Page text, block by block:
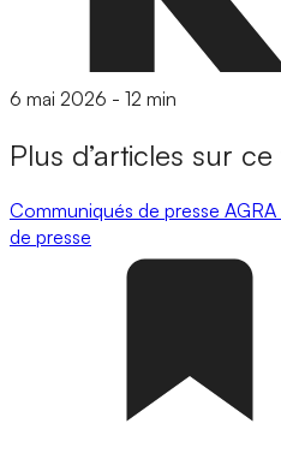
6 mai 2026 - 12 min
Plus d’articles sur
Communiqués de presse
de presse